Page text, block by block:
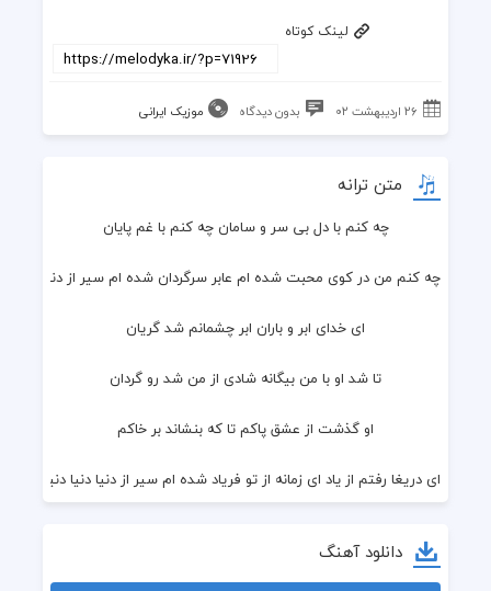
لینک کوتاه
۲۶ اردیبهشت ۰۲ بدون دیدگاه موزیک ایرانی
متن ترانه
چه کنم با دل بی سر و سامان چه کنم با غم پایان
چه کنم من در کوی محبت شده ام عابر سرگردان شده ام سیر از دنیا دنیا
ای خدای ابر و باران ابر چشمانم شد گریان
تا شد او با من بیگانه شادی از من شد رو گردان
او گذشت از عشق پاکم تا که بنشاند بر خاکم
ای دریغا رفتم از یاد ای زمانه از تو فریاد شده ام سیر از دنیا دنیا دنیا
که یه نامه برام نفرستی
دانلود آهنگ